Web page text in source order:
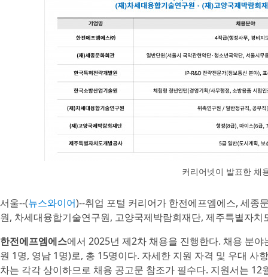
커리어넷이 발표한 채
서울--(뉴스와이어)--취업 포털 커리어가 한전에프엠에스, 세종
원, 차세대융합기술연구원, 고양국제박람회재단, 제주특별자
한전에프엠에스에서 2025년 제2차 채용을 진행한다. 채용 분
원 1명, 영남 1명)로, 총 15명이다. 자세한 지원 자격 및 우대 사
차는 각각 상이하므로 채용 공고문 참조가 필수다. 지원서는